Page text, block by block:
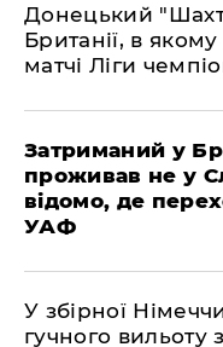
Донецький
Британії, в
матчі Ліги
Затриманий у
проживав не у
відомо, де
УАФ
У збірної
гучного вильоту